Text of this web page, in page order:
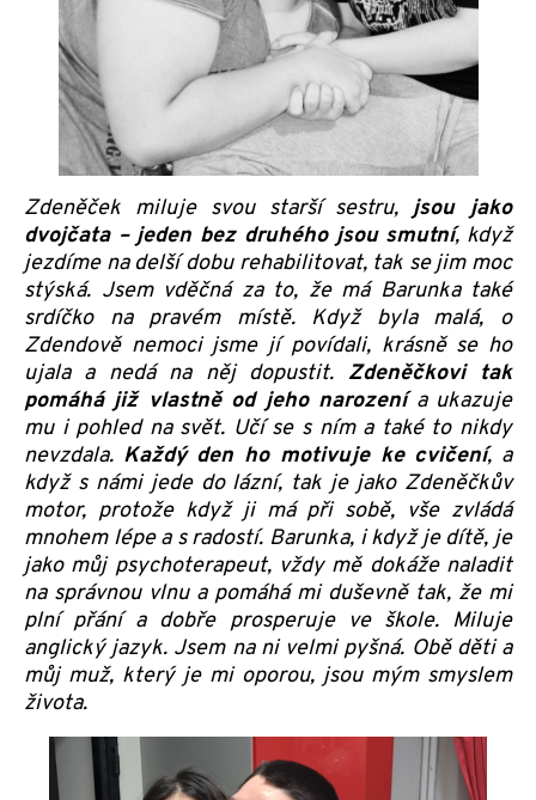
Zdeněček miluje svou starší sestru,jsou jako
dvojčata – jeden bez druhého jsou smutní, když
jezdíme na delší dobu rehabilitovat, tak se jim moc
stýská. Jsem vděčná za to, že má Barunka také
srdíčko na pravém místě. Když byla malá, o
Zdendově nemoci jsme jí povídali, krásně se ho
ujala a nedá na něj dopustit. Zdeněčkovi tak
pomáhá již vlastně od jeho narozenía ukazuje
mu i pohled na svět. Učí se s ním a také to nikdy
nevzdala. Každý den ho motivuje ke cvičení, a
když s námi jede do lázní, tak je jako Zdeněčkův
motor, protože když ji má při sobě, vše zvládá
mnohem lépe a s radostí. Barunka, i když je dítě, je
jako můj psychoterapeut, vždy mě dokáže naladit
na správnou vlnu a pomáhá mi duševně tak, že mi
plní přání a dobře prosperuje ve škole. Miluje
anglický jazyk. Jsem na ni velmi pyšná. Obě děti a
můj muž, který je mi oporou, jsou mým smyslem
života.